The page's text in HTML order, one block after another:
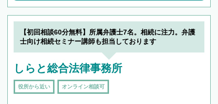
【初回相談60分無料】所属弁護士7名。相続に注力。弁護
士向け相続セミナー講師も担当しております
しらと総合法律事務所
役所から近い オンライン相談可